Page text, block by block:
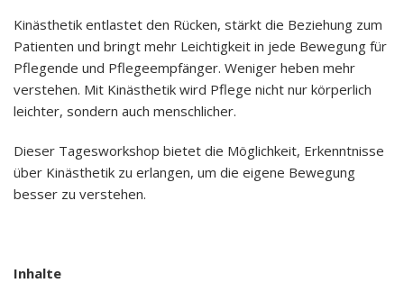
Kinästhetik entlastet den Rücken, stärkt die Beziehung zum
Patienten und bringt mehr Leichtigkeit in jede Bewegung für
Pflegende und Pflegeempfänger. Weniger heben mehr
verstehen. Mit Kinästhetik wird Pflege nicht nur körperlich
leichter, sondern auch menschlicher.
Dieser Tagesworkshop bietet die Möglichkeit, Erkenntnisse
über Kinästhetik zu erlangen, um die eigene Bewegung
besser zu verstehen.
Inhalte